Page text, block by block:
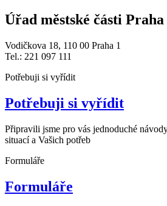
Úřad městské části Praha
Vodičkova 18, 110 00 Praha 1
Tel.: 221 097 111
Potřebuji si vyřídit
Potřebuji si vyřídit
Připravili jsme pro vás jednoduché
situací a Vašich potřeb
Formuláře
Formuláře